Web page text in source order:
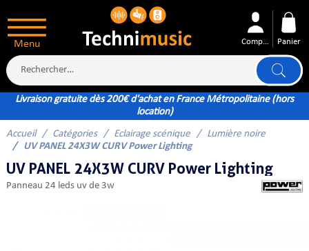
Menu Compte Panier
Livraison gratuite dès 200€ d'achat en France Métropolitaine (hors
location)
Accueil Catégories Eclairage scénique
Lumière noire
UV PANEL 24X3W CURV Power Lighting
UV PANEL 24X3W CURV Power Lighting
panneau 24 leds uv de 3w